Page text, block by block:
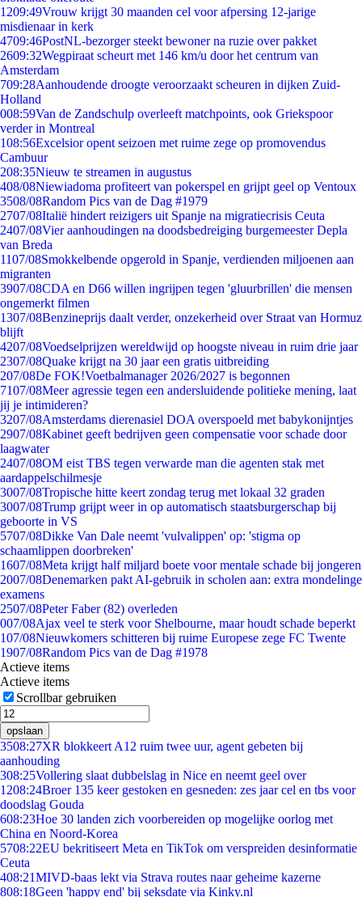
1209:49Vrouw krijgt 30 maanden cel voor afpersing 12-jarige
misdienaar in kerk
4709:46PostNL-bezorger steekt bewoner na ruzie over pakket
2609:32Wegpiraat scheurt met 146 km/u door het centrum van
Amsterdam
709:28Aanhoudende droogte veroorzaakt scheuren in dijken Zuid-
Holland
008:59Van de Zandschulp overleeft matchpoints, ook Griekspoor
verder in Montreal
108:56Excelsior opent seizoen met ruime zege op promovendus
Cambuur
208:35Nieuw te streamen in augustus
408/08Niewiadoma profiteert van pokerspel en grijpt geel op Ventoux
3508/08Random Pics van de Dag #1979
2707/08Italië hindert reizigers uit Spanje na migratiecrisis Ceuta
2407/08Vier aanhoudingen na doodsbedreiging burgemeester Depla
van Breda
1107/08Smokkelbende opgerold in Spanje, verdienden miljoenen aan
migranten
3907/08CDA en D66 willen ingrijpen tegen 'gluurbrillen' die mensen
ongemerkt filmen
1307/08Benzineprijs daalt verder, onzekerheid over Straat van Hormuz
blijft
4207/08Voedselprijzen wereldwijd op hoogste niveau in ruim drie jaar
2307/08Quake krijgt na 30 jaar een gratis uitbreiding
207/08De FOK!Voetbalmanager 2026/2027 is begonnen
7107/08Meer agressie tegen een andersluidende politieke mening, laat
jij je intimideren?
3207/08Amsterdams dierenasiel DOA overspoeld met babykonijntjes
2907/08Kabinet geeft bedrijven geen compensatie voor schade door
laagwater
2407/08OM eist TBS tegen verwarde man die agenten stak met
aardappelschilmesje
3007/08Tropische hitte keert zondag terug met lokaal 32 graden
3007/08Trump grijpt weer in op automatisch staatsburgerschap bij
geboorte in VS
5707/08Dikke Van Dale neemt 'vulvalippen' op: 'stigma op
schaamlippen doorbreken'
1607/08Meta krijgt half miljard boete voor mentale schade bij jongeren
2007/08Denemarken pakt AI-gebruik in scholen aan: extra mondelinge
examens
2507/08Peter Faber (82) overleden
007/08Ajax veel te sterk voor Shelbourne, maar houdt schade beperkt
107/08Nieuwkomers schitteren bij ruime Europese zege FC Twente
1907/08Random Pics van de Dag #1978
Actieve items
Actieve items
Scrollbar gebruiken
opslaan
3508:27XR blokkeert A12 ruim twee uur, agent gebeten bij
aanhouding
308:25Vollering slaat dubbelslag in Nice en neemt geel over
1208:24Broer 135 keer gestoken en gesneden: zes jaar cel en tbs voor
doodslag Gouda
608:23Hoe 30 landen zich voorbereiden op mogelijke oorlog met
China en Noord-Korea
5708:22EU bekritiseert Meta en TikTok om verspreiden desinformatie
Ceuta
408:21MIVD-baas lekt via Strava routes naar geheime kazerne
808:18Geen 'happy end' bij seksdate via Kinky.nl